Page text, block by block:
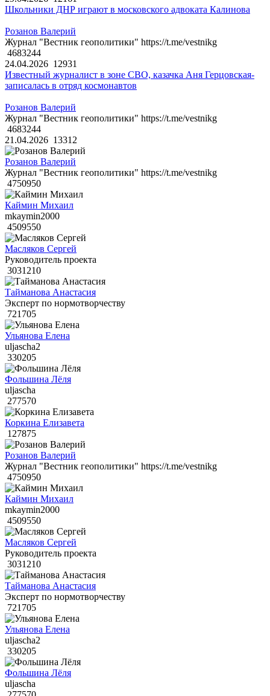
Школьники ДНР играют в московского адвоката Калинова
Розанов Валерий
Журнал "Вестник геополитики" https://t.me/vestnikg
4683244
24.04.2026 12931
Известный журналист в зоне СВО, казачка Аня Герцовская-
записалась в отряд космонавтов
Розанов Валерий
Журнал "Вестник геополитики" https://t.me/vestnikg
4683244
21.04.2026 13312
Розанов Валерий
Журнал "Вестник геополитики" https://t.me/vestnikg
4750950
Каймин Михаил
mkaymin2000
4509550
Масляков Сергей
Руководитель проекта
3031210
Тайманова Анастасия
Эксперт по нормотворчеству
721705
Ульянова Елена
uljascha2
330205
Фольшина Лёля
uljascha
277570
Коркина Елизавета
127875
Розанов Валерий
Журнал "Вестник геополитики" https://t.me/vestnikg
4750950
Каймин Михаил
mkaymin2000
4509550
Масляков Сергей
Руководитель проекта
3031210
Тайманова Анастасия
Эксперт по нормотворчеству
721705
Ульянова Елена
uljascha2
330205
Фольшина Лёля
uljascha